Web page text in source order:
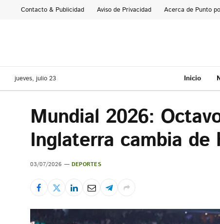
Contacto & Publicidad Aviso de Privacidad Acerca de Punto
jueves, julio 23 Inicio
Mundial 2026:
Inglaterra cambia
03/07/2026 DEPORTES